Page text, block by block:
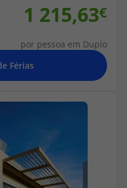
1 215,63
por pessoa em Duplo